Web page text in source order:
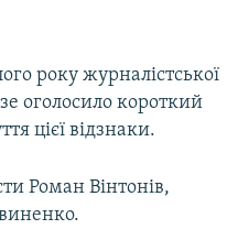
року журналістської
оголосило короткий
цієї відзнаки.
Роман Вінтонів,